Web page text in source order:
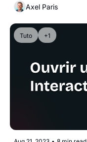
Axel Paris
Tuto +1